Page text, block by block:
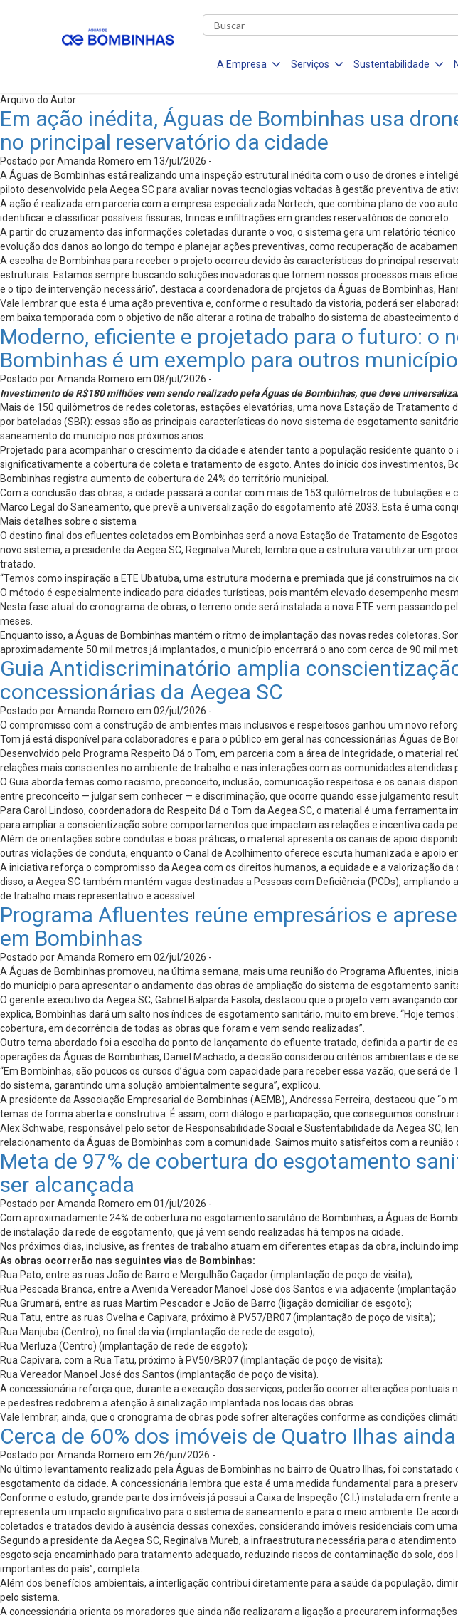
A Empresa Serviços Sustentabilidade
Arquivo do Autor
Em ação inédita, Águas de Bombinhas usa
no principal reservatório da cidade
Postado por Amanda Romero em 13/jul/2026 -
A Águas de Bombinhas está realizando uma inspeção estrutural inédita com o uso de drones e
piloto desenvolvido pela Aegea SC para avaliar novas tecnologias voltadas à gestão preventiva de
A ação é realizada em parceria com a empresa especializada Nortech, que combina plano de voo
identificar e classificar possíveis fissuras, trincas e infiltrações em grandes reservatórios de concreto.
A partir do cruzamento das informações coletadas durante o voo, o sistema gera um relatório
evolução dos danos ao longo do tempo e planejar ações preventivas, como recuperação de
A escolha de Bombinhas para receber o projeto ocorreu devido às características do principal
estruturais. Estamos sempre buscando soluções inovadoras que tornem nossos processos mais
e o tipo de intervenção necessário”, destaca a coordenadora de projetos da Águas de Bombinhas,
Vale lembrar que esta é uma ação preventiva e, conforme o resultado da vistoria, poderá ser
em baixa temporada com o objetivo de não alterar a rotina de trabalho do sistema de abastecimento
Moderno, eficiente e projetado para o futuro: o
Bombinhas é um exemplo para outros
Postado por Amanda Romero em 08/jul/2026 -
Investimento de R$180 milhões vem sendo realizado pela Águas de Bombinhas, que deve
Mais de 150 quilômetros de redes coletoras, estações elevatórias, uma nova Estação de
por bateladas (SBR): essas são as principais características do novo sistema de esgotamento
saneamento do município nos próximos anos.
Projetado para acompanhar o crescimento da cidade e atender tanto a população residente
significativamente a cobertura de coleta e tratamento de esgoto. Antes do início dos investimentos,
Bombinhas registra aumento de cobertura de 24% do território municipal.
Com a conclusão das obras, a cidade passará a contar com mais de 153 quilômetros de tubulações
Marco Legal do Saneamento, que prevê a universalização do esgotamento até 2033. Esta é uma
Mais detalhes sobre o sistema
O destino final dos efluentes coletados em Bombinhas será a nova Estação de Tratamento de
novo sistema, a presidente da Aegea SC, Reginalva Mureb, lembra que a estrutura vai utilizar um
tratado.
“Temos como inspiração a ETE Ubatuba, uma estrutura moderna e premiada que já construímos na
O método é especialmente indicado para cidades turísticas, pois mantém elevado desempenho
Nesta fase atual do cronograma de obras, o terreno onde será instalada a nova ETE vem passando
meses.
Enquanto isso, a Águas de Bombinhas mantém o ritmo de implantação das novas redes coletoras.
aproximadamente 50 mil metros já implantados, o município encerrará o ano com cerca de 90 mil
Guia Antidiscriminatório amplia
concessionárias da Aegea SC
Postado por Amanda Romero em 02/jul/2026 -
O compromisso com a construção de ambientes mais inclusivos e respeitosos ganhou um novo
Tom já está disponível para colaboradores e para o público em geral nas concessionárias Águas de
Desenvolvido pelo Programa Respeito Dá o Tom, em parceria com a área de Integridade, o
relações mais conscientes no ambiente de trabalho e nas interações com as comunidades atendidas
O Guia aborda temas como racismo, preconceito, inclusão, comunicação respeitosa e os canais
entre preconceito — julgar sem conhecer — e discriminação, que ocorre quando esse julgamento
Para Carol Lindoso, coordenadora do Respeito Dá o Tom da Aegea SC, o material é uma
para ampliar a conscientização sobre comportamentos que impactam as relações e incentiva cada
Além de orientações sobre condutas e boas práticas, o material apresenta os canais de apoio
outras violações de conduta, enquanto o Canal de Acolhimento oferece escuta humanizada e apoio
A iniciativa reforça o compromisso da Aegea com os direitos humanos, a equidade e a valorização
disso, a Aegea SC também mantém vagas destinadas a Pessoas com Deficiência (PCDs),
de trabalho mais representativo e acessível.
Programa Afluentes reúne empresários e
em Bombinhas
Postado por Amanda Romero em 02/jul/2026 -
A Águas de Bombinhas promoveu, na última semana, mais uma reunião do Programa Afluentes,
do município para apresentar o andamento das obras de ampliação do sistema de esgotamento
O gerente executivo da Aegea SC, Gabriel Balparda Fasola, destacou que o projeto vem
explica, Bombinhas dará um salto nos índices de esgotamento sanitário, muito em breve. “Hoje
cobertura, em decorrência de todas as obras que foram e vem sendo realizadas”.
Outro tema abordado foi a escolha do ponto de lançamento do efluente tratado, definida a partir de
operações da Águas de Bombinhas, Daniel Machado, a decisão considerou critérios ambientais e de
“Em Bombinhas, são poucos os cursos d’água com capacidade para receber essa vazão, que será
do sistema, garantindo uma solução ambientalmente segura”, explicou.
A presidente da Associação Empresarial de Bombinhas (AEMB), Andressa Ferreira, destacou que
temas de forma aberta e construtiva. É assim, com diálogo e participação, que conseguimos
Alex Schwabe, responsável pelo setor de Responsabilidade Social e Sustentabilidade da Aegea
relacionamento da Águas de Bombinhas com a comunidade. Saímos muito satisfeitos com a
Meta de 97% de cobertura do esgotamento
ser alcançada
Postado por Amanda Romero em 01/jul/2026 -
Com aproximadamente 24% de cobertura no esgotamento sanitário de Bombinhas, a Águas de
de instalação da rede de esgotamento, que já vem sendo realizadas há tempos na cidade.
Nos próximos dias, inclusive, as frentes de trabalho atuam em diferentes etapas da obra, incluindo
As obras ocorrerão nas seguintes vias de Bombinhas:
Rua Pato, entre as ruas João de Barro e Mergulhão Caçador (implantação de poço de visita);
Rua Pescada Branca, entre a Avenida Vereador Manoel José dos Santos e via adjacente
Rua Grumará, entre as ruas Martim Pescador e João de Barro (ligação domiciliar de esgoto);
Rua Tatu, entre as ruas Ovelha e Capivara, próximo à PV57/BR07 (implantação de poço de visita);
Rua Manjuba (Centro), no final da via (implantação de rede de esgoto);
Rua Merluza (Centro) (implantação de rede de esgoto);
Rua Capivara, com a Rua Tatu, próximo à PV50/BR07 (implantação de poço de visita);
Rua Vereador Manoel José dos Santos (implantação de poço de visita).
A concessionária reforça que, durante a execução dos serviços, poderão ocorrer alterações
e pedestres redobrem a atenção à sinalização implantada nos locais das obras.
Vale lembrar, ainda, que o cronograma de obras pode sofrer alterações conforme as condições
Cerca de 60% dos imóveis de Quatro Ilhas
Postado por Amanda Romero em 26/jun/2026 -
No último levantamento realizado pela Águas de Bombinhas no bairro de Quatro Ilhas, foi
esgotamento da cidade. A concessionária lembra que esta é uma medida fundamental para a
Conforme o estudo, grande parte dos imóveis já possui a Caixa de Inspeção (C.I.) instalada em
representa um impacto significativo para o sistema de saneamento e para o meio ambiente. De
coletados e tratados devido à ausência dessas conexões, considerando imóveis residenciais com
Segundo a presidente da Aegea SC, Reginalva Mureb, a infraestrutura necessária para o
esgoto seja encaminhado para tratamento adequado, reduzindo riscos de contaminação do solo,
importantes do país”, completa.
Além dos benefícios ambientais, a interligação contribui diretamente para a saúde da população,
pelo sistema.
A concessionária orienta os moradores que ainda não realizaram a ligação a procurarem